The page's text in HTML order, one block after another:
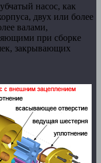
насос, как
двух или более
валами,
при сборке
закрывающих